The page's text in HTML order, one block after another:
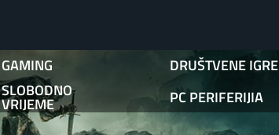
GAMING DRUŠTVENE IGRE
SLOBODNO
VRIJEME PC PERIFERIJIA